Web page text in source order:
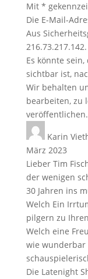
Mit *
Die E-Mail-
Aus
216.73.217.142.
Es könnte
sichtbar ist,
Wir behalten
bearbeiten, zu
veröffentlichen.
Karin
März 2023
Lieber Tim
der wenigen
30 Jahren ins
Welch Ein
pilgern zu
Welch eine
wie
Die Latenight